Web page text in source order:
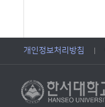
개인정보처리방침